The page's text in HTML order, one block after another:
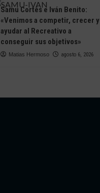
Samu Cortés e Iván Benito:
«Venimos a competir, crecer y
ayudar al Recreativo a
conseguir sus objetivos»
Matias Hermoso agosto 6, 2026